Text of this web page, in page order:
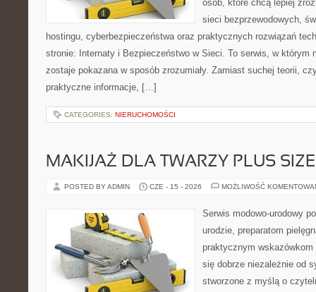
osób, które chcą lepiej
sieci bezprzewodowych,
hostingu, cyberbezpieczeństwa oraz praktycznych rozwiązań
stronie: Internaty i Bezpieczeństwo w Sieci. To serwis, w którym
zostaje pokazana w sposób zrozumiały. Zamiast suchej teorii,
praktyczne informacje, […]
CATEGORIES: NIERUCHOMOŚCI
MAKIJAŻ DLA TWARZY PLUS SIZE
POSTED BY ADMIN CZE - 15 - 2026 MOŻLIWOŚĆ
Serwis modowo-urodowy
urodzie, preparatom
praktycznym
się dobrze niezależnie od
stworzone z myślą o